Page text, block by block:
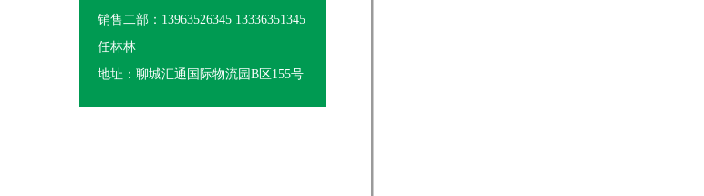
销售二部：13963526345 13336351345
任林林
地址：聊城汇通国际物流园B区155号